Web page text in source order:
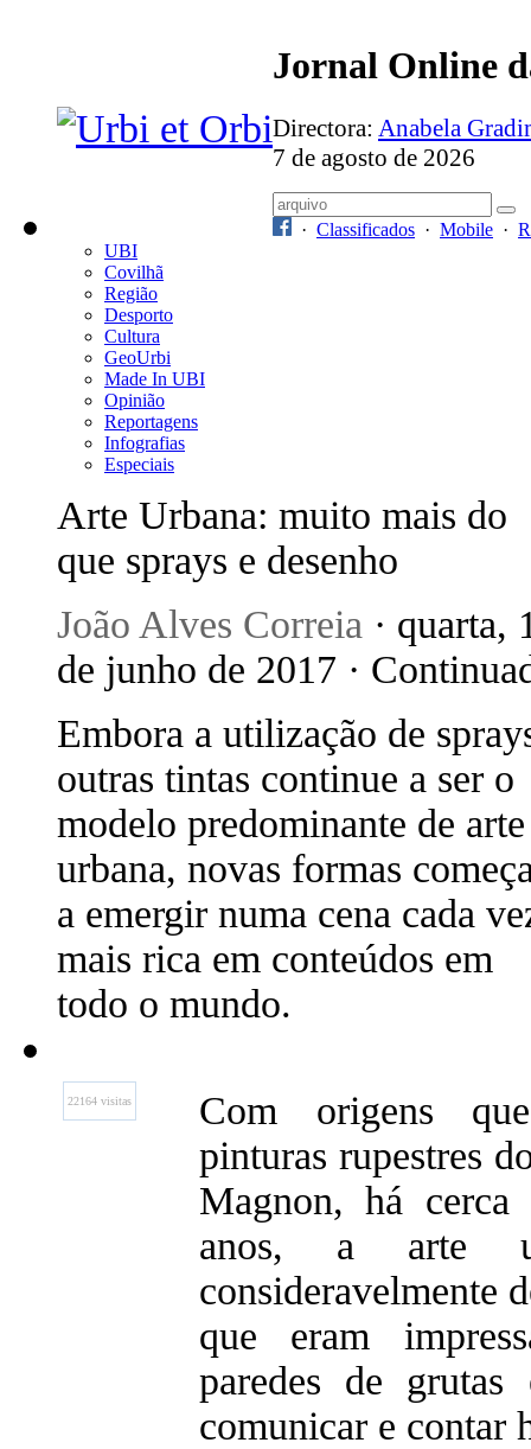
Jornal Online
Directora: Anabela
7 de agosto de 2026
· Classificados · Mobile ·
UBI
Covilhã
Região
Desporto
Cultura
GeoUrbi
Made In UBI
Opinião
Reportagens
Infografias
Especiais
Arte Urbana: muito mais do
que sprays e desenho
João Alves Correia · quarta,
de junho de 2017 ·
Embora a utilização de
outras tintas continue a ser o
modelo predominante de arte
urbana, novas formas
a emergir numa cena cada
mais rica em conteúdos em
todo o mundo.
22164 visitas
Com origens
pinturas rupestres
Magnon, há
anos, a arte
consideravelmente
que eram
paredes de grutas
comunicar e contar